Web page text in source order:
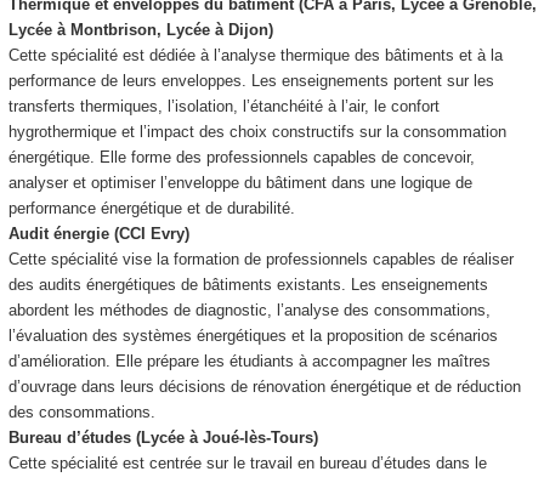
Thermique et enveloppes du bâtiment (CFA à Paris, Lycée à Grenoble,
Lycée à Montbrison, Lycée à Dijon)
Cette spécialité est dédiée à l’analyse thermique des bâtiments et à la
performance de leurs enveloppes. Les enseignements portent sur les
transferts thermiques, l’isolation, l’étanchéité à l’air, le confort
hygrothermique et l’impact des choix constructifs sur la consommation
énergétique. Elle forme des professionnels capables de concevoir,
analyser et optimiser l’enveloppe du bâtiment dans une logique de
performance énergétique et de durabilité.
Audit énergie (CCI Evry)
Cette spécialité vise la formation de professionnels capables de réaliser
des audits énergétiques de bâtiments existants. Les enseignements
abordent les méthodes de diagnostic, l’analyse des consommations,
l’évaluation des systèmes énergétiques et la proposition de scénarios
d’amélioration. Elle prépare les étudiants à accompagner les maîtres
d’ouvrage dans leurs décisions de rénovation énergétique et de réduction
des consommations.
Bureau d’études (Lycée à Joué-lès-Tours)
Cette spécialité est centrée sur le travail en bureau d’études dans le